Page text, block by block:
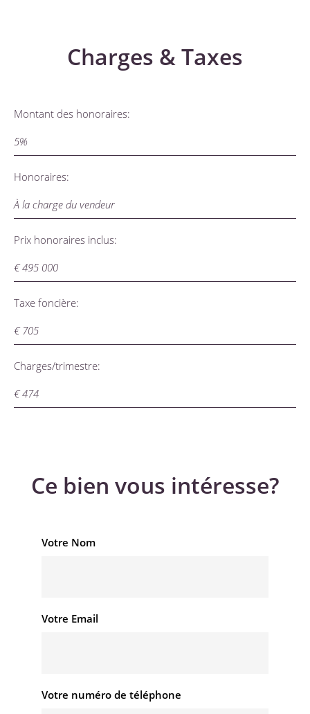
Charges & Taxes
Montant des honoraires:
5%
Honoraires:
À la charge du vendeur
Prix honoraires inclus:
€ 495 000
Taxe foncière:
€ 705
Charges/trimestre:
€ 474
Ce bien vous intéresse?
Votre Nom
Votre Email
Votre numéro de téléphone